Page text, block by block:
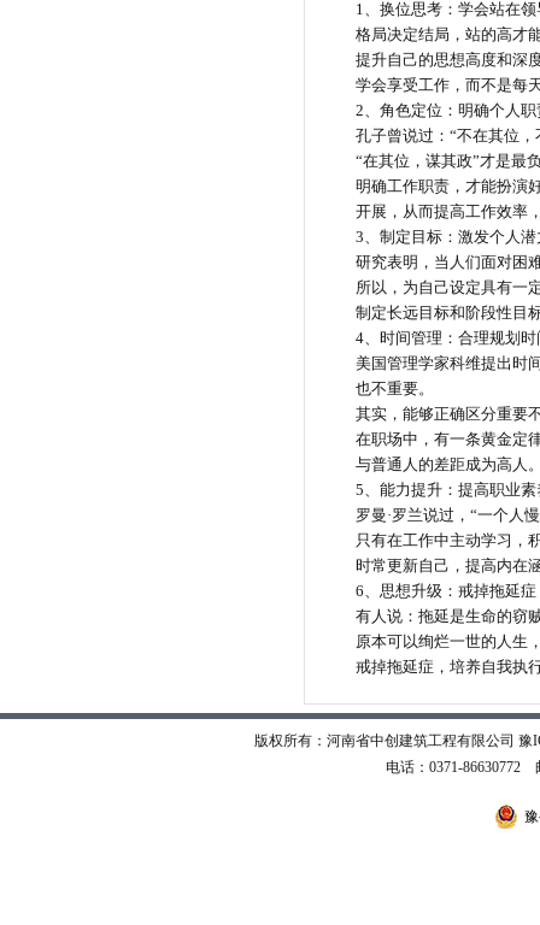
1、换位思考：学会站在
格局决定结局，站的高才
提升自己的思想高度和深
学会享受工作，而不是每
2、角色定位：明确个人职
孔子曾说过： “不在其位，
“在其位，谋其政”才是最
明确工作职责，才能扮演
开展，从而提高工作效率
3、制定目标：激发个人潜
研究表明，当人们面对困
所以，为自己设定具有一
制定长远目标和阶段性目
4、时间管理：合理规划时
美国管理学家科维提出时
也不重要。
其实，能够正确区分重要
在职场中，有一条黄金定
与普通人的差距成为高人
5、能力提升：提高职业素
罗曼·罗兰说过，“一个人
只有在工作中主动学习，
时常更新自己，提高内在
6、思想升级：戒掉拖延症
有人说：拖延是生命的窃
原本可以绚烂一世的人生
戒掉拖延症，培养自我执
版权所有：河南省中创建筑工程有限公司 豫
电话：0371-86630772